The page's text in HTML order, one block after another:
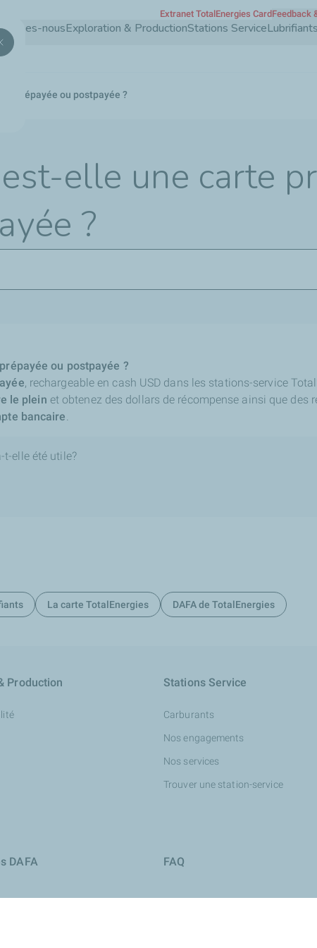
Aller
nousExploration & ProductionStations Service
Extranet TotalEnergies CardFeedback
prépayée ou postpayée ?
elle une carte
?
ou postpayée ?
, rechargeable en cash USD dans les stations-service
le plein et obtenez des dollars de récompense ainsi que des
bancaire
t-elle été utile?
La carte TotalEnergies DAFA de TotalEnergies
Production Stations Service
Carburants
Nos engagements
Nos services
Trouver une station-service
DAFA FAQ